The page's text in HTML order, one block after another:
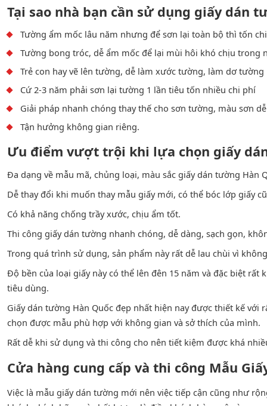
Tại sao nhà bạn cần sử dụng giấy dán
Tường ẩm mốc lâu năm nhưng để sơn lại toàn bộ thì tốn
Tường bong tróc, dễ ẩm mốc để lại mùi hôi khó chịu trong
Trẻ con hay vẽ lên tường, dễ làm xước tường, làm dơ
Cứ 2-3 năm phải sơn lại tường 1 lần tiêu tốn nhiều chi phí
Giải pháp nhanh chóng thay thế cho sơn tường, màu sơn
Tận hưởng không gian riêng.
Ưu điểm vượt trội khi lựa chọn giấy
Đa dạng về mẫu mã, chủng loại, màu sắc giấy dán tường
Dễ thay đổi khi muốn thay mẫu giấy mới, có thể bóc lớp giấy
Có khả năng chống trầy xước, chịu ẩm tốt.
Thi công giấy dán tường nhanh chóng, dễ dàng, sạch gọn,
Trong quá trình sử dụng, sản phẩm này rất dễ lau chùi vì
Độ bền của loại giấy này có thể lên đên 15 năm và đặc biệt
tiêu dùng.
Giấy dán tường Hàn Quốc đẹp nhất hiện nay được thiết kế
chọn được mẫu phù hợp với không gian và sở thích của mình.
Rất dễ khi sử dụng và thi công cho nên tiết kiệm được khá
Cửa hàng cung cấp và thi công Mẫu
Việc là mẫu giấy dán tường mới nên việc tiếp cận cũng như